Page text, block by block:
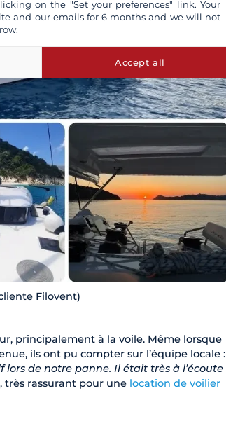
Filovent)
principalement à la voile. Même lorsque
ils ont pu compter sur l’équipe locale :
de notre panne. Il était très à l’écoute
très rassurant pour une location de voilier
on the "Set your preferences" link. Your
and our emails for 6 months and we will not
Accept all